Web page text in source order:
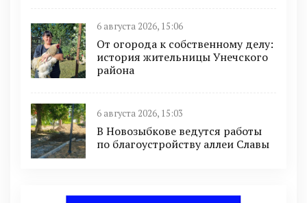
6 августа 2026, 15:06
От огорода к собственному делу:
история жительницы Унечского
района
6 августа 2026, 15:03
В Новозыбкове ведутся работы
по благоустройству аллеи Славы